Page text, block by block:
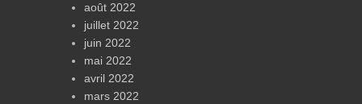
août 2022
juillet 2022
juin 2022
mai 2022
avril 2022
mars 2022